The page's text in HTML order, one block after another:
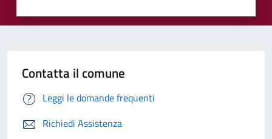
Contatta il comune
Leggi le domande frequenti
Richiedi Assistenza